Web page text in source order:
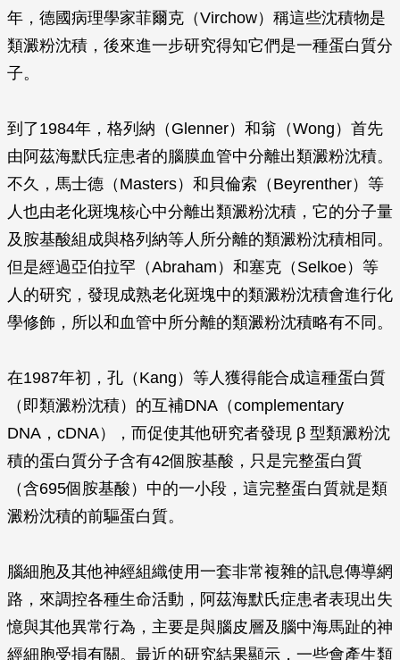
年，德國病理學家菲爾克（Virchow）稱這些沈積物是
類澱粉沈積，後來進一步研究得知它們是一種蛋白質分
子。
到了1984年，格列納（Glenner）和翁（Wong）首先
由阿茲海默氏症患者的腦膜血管中分離出類澱粉沈積。
不久，馬士德（Masters）和貝倫索（Beyrenther）等
人也由老化斑塊核心中分離出類澱粉沈積，它的分子量
及胺基酸組成與格列納等人所分離的類澱粉沈積相同。
但是經過亞伯拉罕（Abraham）和塞克（Selkoe）等
人的研究，發現成熟老化斑塊中的類澱粉沈積會進行化
學修飾，所以和血管中所分離的類澱粉沈積略有不同。
在1987年初，孔（Kang）等人獲得能合成這種蛋白質
（即類澱粉沈積）的互補DNA（complementary
DNA，cDNA），而促使其他研究者發現 β 型類澱粉沈
積的蛋白質分子含有42個胺基酸，只是完整蛋白質
（含695個胺基酸）中的一小段，這完整蛋白質就是類
澱粉沈積的前驅蛋白質。
腦細胞及其他神經組織使用一套非常複雜的訊息傳導網
路，來調控各種生命活動，阿茲海默氏症患者表現出失
憶與其他異常行為，主要是與腦皮層及腦中海馬趾的神
經細胞受損有關。最近的研究結果顯示，一些會產生類